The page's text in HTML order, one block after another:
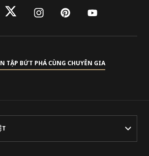
twitterinstagram
pinterest
youtube
TẬP BỨT PHÁ CÙNG CHUYÊN GIA